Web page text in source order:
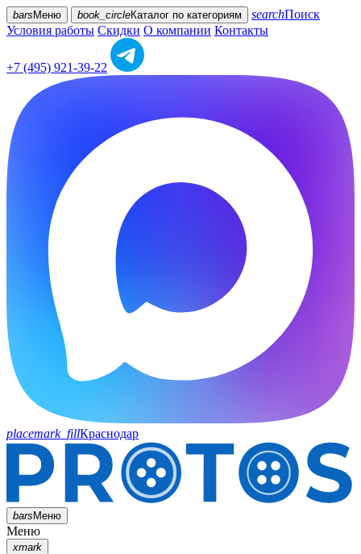
bars Меню book_circleКаталог по категориям searchПоиск
Условия работы Скидки О компании Контакты
+7 (495) 921-39-22
placemark_fillКраснодар
barsМеню
Меню
xmark